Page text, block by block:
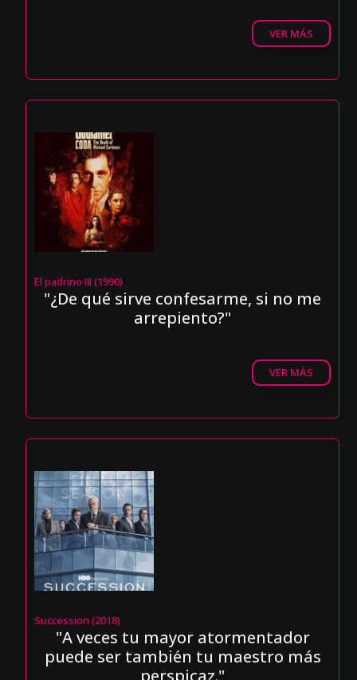
VER MÁS
El padrino III (1990)
"¿De qué sirve confesarme, si no me
arrepiento?"
VER MÁS
Succession (2018)
"A veces tu mayor atormentador
puede ser también tu maestro más